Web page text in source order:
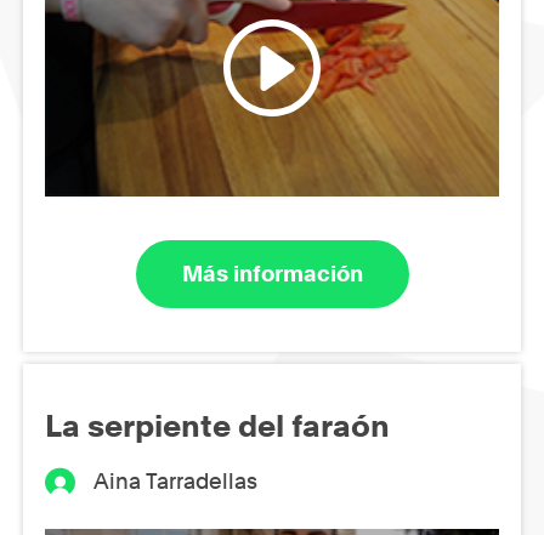
Más información
La serpiente del faraón
Aina Tarradellas